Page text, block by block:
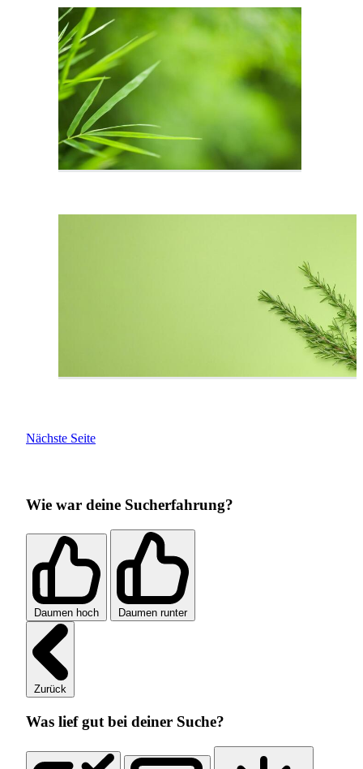
Nächste Seite
Wie war deine Sucherfahrung?
Daumen hoch Daumen runter
Zurück
Was lief gut bei deiner Suche?